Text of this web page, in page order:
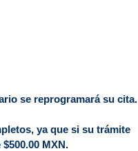
se reprogramará su cita.
ya que si su trámite
MXN.